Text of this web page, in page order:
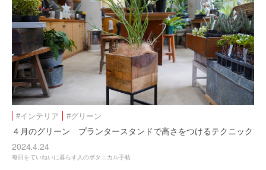
#インテリア #グリーン
４月のグリーン プランタースタンドで高さをつけるテクニック
2024.4.24
毎日をていねいに暮らす人のボタニカル手帖